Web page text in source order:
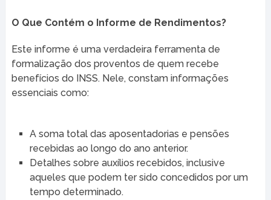
O Que Contém o Informe de Rendimentos?
Este informe é uma verdadeira ferramenta de
formalização dos proventos de quem recebe
benefícios do INSS. Nele, constam informações
essenciais como:
A soma total das aposentadorias e pensões
recebidas ao longo do ano anterior.
Detalhes sobre auxílios recebidos, inclusive
aqueles que podem ter sido concedidos por um
tempo determinado.